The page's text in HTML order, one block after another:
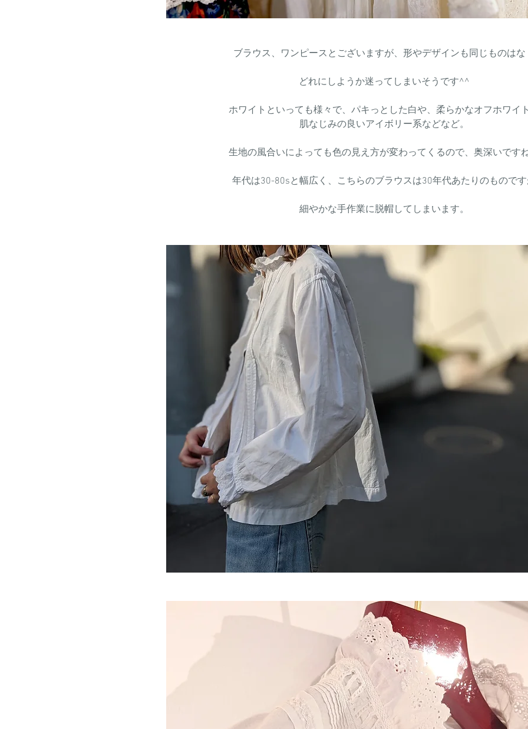
ブラウス、ワンピースとございますが、形やデザインも同じものはな
どれにしようか迷ってしまいそうです^^
ホワイトといっても様々で、パキっとした白や、柔らかなオフホワイ
肌なじみの良いアイボリー系などなど。
生地の風合いによっても色の見え方が変わってくるので、奥深いです
年代は30-80sと幅広く、こちらのブラウスは30年代あたりのもので
細やかな手作業に脱帽してしまいます。